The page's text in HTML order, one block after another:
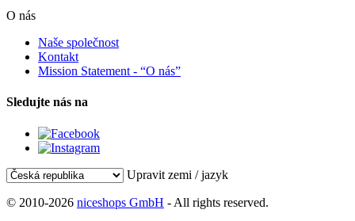
O nás
Naše společnost
Kontakt
Mission Statement - “O nás”
Sledujte nás na
Upravit zemi / jazyk
© 2010-2026 niceshops GmbH - All rights reserved.